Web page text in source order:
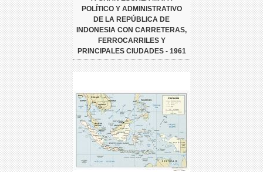
POLÍTICO Y ADMINISTRATIVO
DE LA REPÚBLICA DE
INDONESIA CON CARRETERAS,
FERROCARRILES Y
PRINCIPALES CIUDADES - 1961